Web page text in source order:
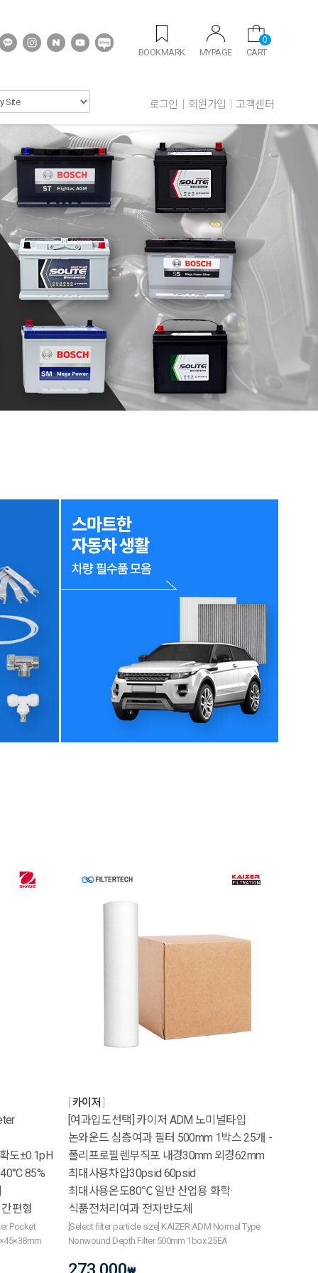
BOOKMARK MYPAGE CART
0
로그인 회원가입 고객센터
도±0.1pH
85%
편형
Pocket
카이저
[여과입도선택] 카이저 ADM 노미널타입
논와운드 심층여과 필터 500mm 1박스 25개 -
폴리프로필렌부직포 내경30mm 외경62mm
최대사용차압30psid 60psid
최대사용온도80℃ 일반 산업용 화학·
식품전처리여과 전자반도체
[Select filter particle size] KAIZER ADM Normal Type
Nonwound Depth Filter 500mm 1box 25EA